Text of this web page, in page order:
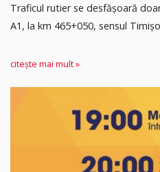
Traficul rutier se desfășoară
A1, la km 465+050, sensul
citește mai mult »